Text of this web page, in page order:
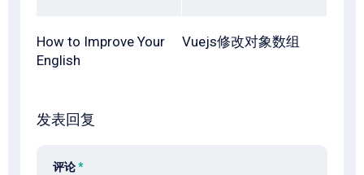
How to Improve Your
English
Vuejs修改对象数组
发表回复
评论*